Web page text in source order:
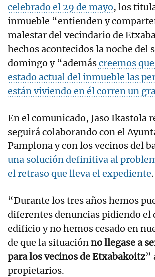
celebrado el 29 de mayo, los
inmueble “entienden y
malestar del vecindario de
hechos acontecidos la noche del
domingo y “ademáscreemos
estado actual del inmueble las
están viviendo en él corren un
En el comunicado, Jaso Ikastola
seguirá colaborando con el
Pamplona y con los vecinos del
una solución definitiva al
el retraso que lleva el expediente.
“Durante los tres años hemos
diferentes denuncias pidiendo el
edificio y no hemos cesado en
de que la situaciónno llegase a
para los vecinos de Etxabakoitz”
propietarios.